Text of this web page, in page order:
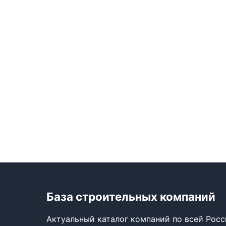
База строительных компаний
Актуальный каталог компаний по всей